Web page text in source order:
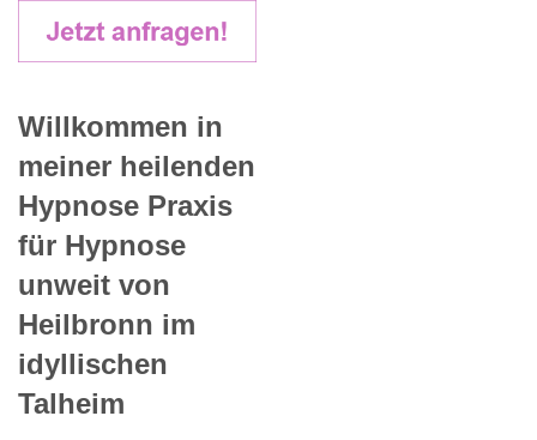
Willkommen in
meiner heilenden
Hypnose Praxis
für Hypnose
unweit von
Heilbronn im
idyllischen
Talheim